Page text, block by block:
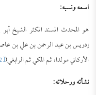
اسمه ونسبه:
هو المحدث المسند المكثر الشيخ
إدريس بن عبد الرحمن بن علي بن
الأركاني مولدا، ثم المكي ثم الرابغي([2]
نشأته ورحلاته: